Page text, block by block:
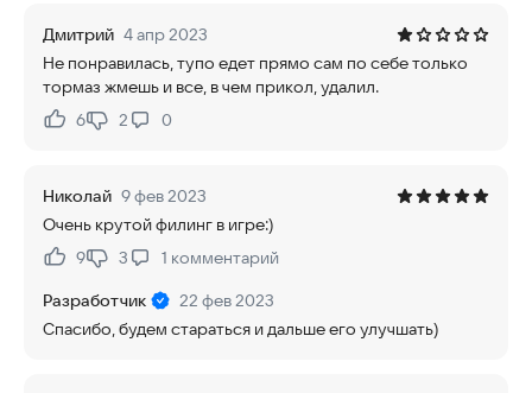
Дмитрий 4 апр 2023
Не понравилась, тупо едет прямо сам по себе только
тормаз жмешь и все, в чем прикол, удалил.
Нравится:
6Не нравится:
2 0
Николай 9 фев 2023
Очень крутой филинг в игре:)
Нравится:
9Не нравится:
3 1 комментарий
Разработчик
22 фев 2023
Спасибо, будем стараться и дальше его улучшать)